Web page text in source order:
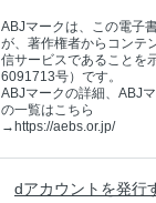
ABJマークは、この電子
が、著作権者からコンテ
信サービスであることを
6091713号）です。
ABJマークの詳細、ABJ
の一覧はこちら
→https://aebs.or.jp/
dアカウントを発行